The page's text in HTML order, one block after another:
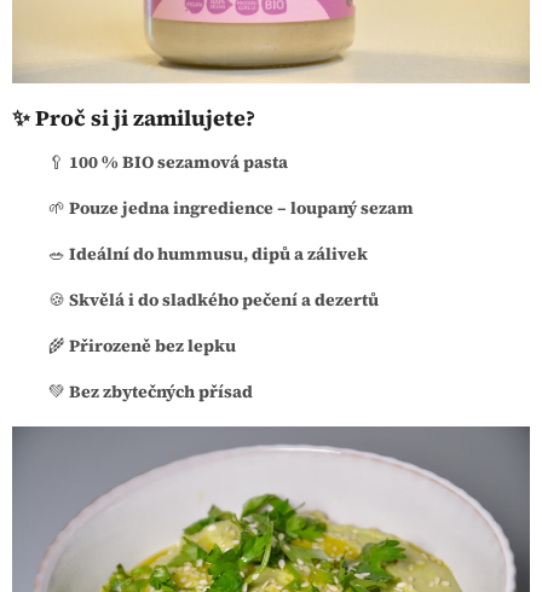
✨ Proč si ji zamilujete?
🥄 100 % BIO sezamová pasta
🌱 Pouze jedna ingredience – loupaný sezam
🥗 Ideální do hummusu, dipů a zálivek
🍪 Skvělá i do sladkého pečení a dezertů
🌾 Přirozeně bez lepku
💚 Bez zbytečných přísad